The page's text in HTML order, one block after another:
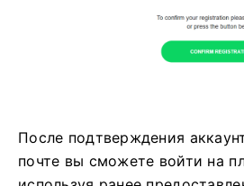
После подтверждения
почте вы сможете войти на